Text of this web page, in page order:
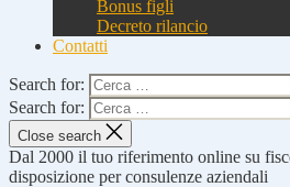
Bonus figli
Decreto rilancio
Contatti
Search for:
Search for:
Close search
Dal 2000 il tuo riferimento online su
disposizione per consulenze aziendali